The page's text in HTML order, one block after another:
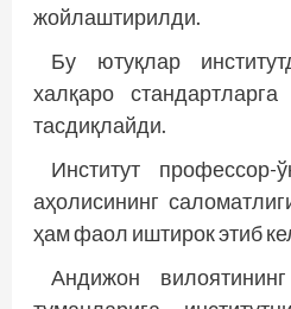
жойлаштирилди.
Бу ютуқлар
халқаро
тасдиқлайди.
Институт профессор-
аҳолисининг
ҳам фаол иштирок этиб
Андижон